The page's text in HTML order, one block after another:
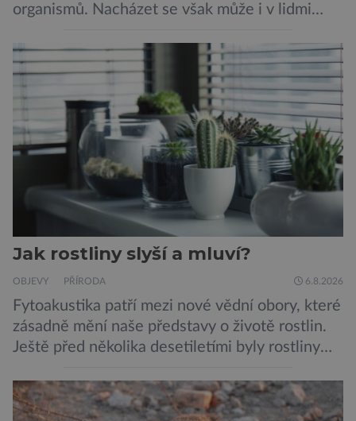
organismů. Nacházet se však může i v lidmi
slávky. K příznakům otravy patří paralýza
dýchacích cest, dojít však může až k udušení.
Dosud proti tomuto jedu neexistovala
protilátka, nyní ji zřejmě vědci objevili, ovšem
její zdroj je […]
Jak rostliny slyší a mluví?
OBJEVY PŘÍRODA 6.8.2026
Fytoakustika patří mezi nové vědní obory, které
zásadně mění naše představy o životě rostlin.
Ještě před několika desetiletími byly rostliny
pouze reagují na změny prostředí. Moderní
výzkum však ukazuje, že skutečnost je mnohem